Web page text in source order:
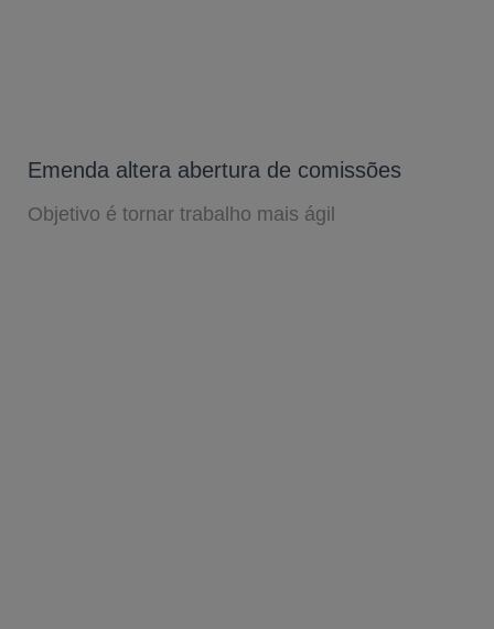
Emenda altera abertura de comissões
Objetivo é tornar trabalho mais ágil